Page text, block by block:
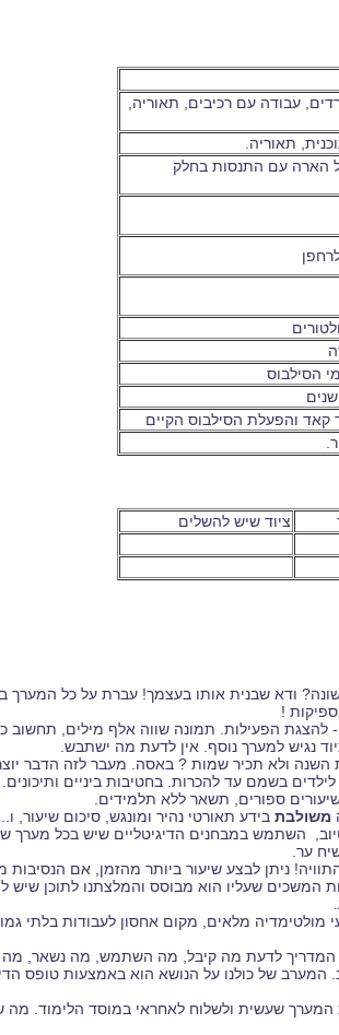
עבודה עם רכיבים, תאוריה,
תאוריה.
הארה עם התנסות בחלק
הסילבוס
והפעלת הסילבוס הקיים
ציוד שיש להשלים
ודא שבנית אותו בעצמך! עברת על כל המערך
!
השנה ולא תכיר שמות ? באסה. מעבר לזה הדבר
בשמם עד להכרות. בחטיבות ביניים
ספורים, תשאר ללא תלמידים.
משולבת בידע תאורטי נהיר ומונגש, סיכום שיעור,
השתמש במבחנים הדיגיטליים שיש בכל מערך
ער.
ניתן לבצע שיעור ביותר מהזמן, אם
המשכים שעליו הוא מבוסס והמלצתנו לתוכן שיש
מולטימדיה מלאים, מקום אחסון לעבודות בלתי
המדריך לדעת מה קיבל, מה השתמש, מה נשאר, מה
של כולנו על הנושא הוא באמצעות טופס
המערך שעשית ולשלוח לאחראי במוסד הלימוד.